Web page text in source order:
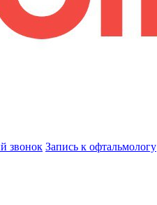
звонок Запись к офтальмологу